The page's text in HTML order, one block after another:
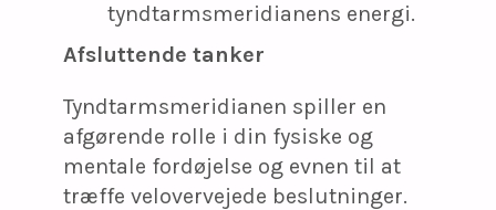
tyndtarmsmeridianens energi.
Afsluttende tanker
Tyndtarmsmeridianen spiller en
afgørende rolle i din fysiske og
mentale fordøjelse og evnen til at
træffe velovervejede beslutninger.